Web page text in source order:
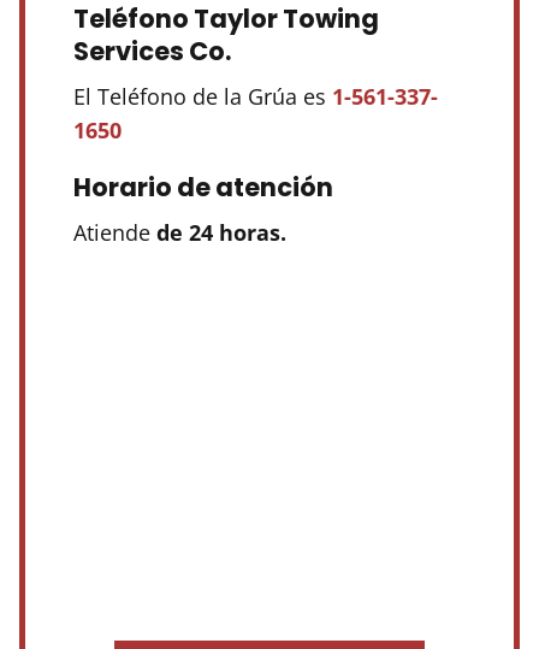
Teléfono Taylor Towing
Services Co.
El Teléfono de la Grúa es 1-561-337-
1650
Horario de atención
Atiende de 24 horas.